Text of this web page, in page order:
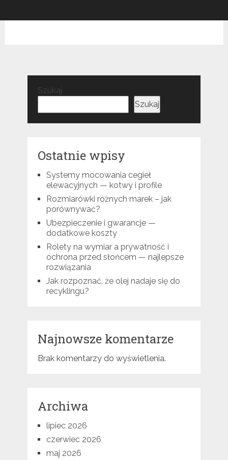
Szukaj
Szukaj
Ostatnie wpisy
Systemy mocowania cegieł
elewacyjnych — kotwy i profile
Rozmiarówki różnych marek – jak
porównywać?
Ubezpieczenie i gwarancje —
dodatkowe koszty
Rolety na wymiar a prywatność i
ochrona przed słońcem — najlepsze
rozwiązania
Jak rozpoznać, że olej nadaje się do
recyklingu?
Najnowsze komentarze
Brak komentarzy do wyświetlenia.
Archiwa
lipiec 2026
czerwiec 2026
maj 2026